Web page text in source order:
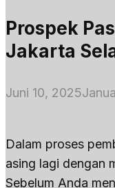
Prospek
Jakarta
Juni 10, 2025
Dalam proses
asing lagi dengan
Sebelum Anda